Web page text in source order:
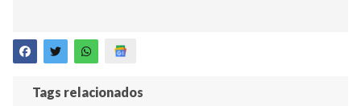
Tags relacionados